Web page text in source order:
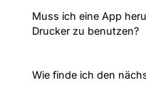
Muss ich eine App
Drucker zu benutzen?
Wie finde ich den